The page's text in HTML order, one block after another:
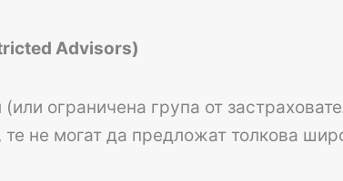
Advisors)
ограничена група от
не могат да предложат толкова